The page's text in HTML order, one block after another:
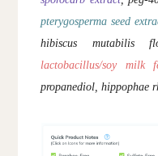
pterygosperma seed
hibiscus mutabilis
lactobacillus/soy milk
propanediol, hippophae